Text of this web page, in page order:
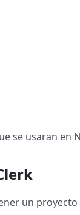
se usaran en
un proyecto